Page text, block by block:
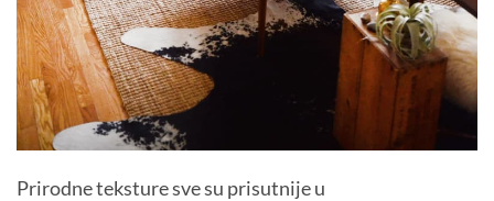
Prirodne teksture sve su prisutnije u